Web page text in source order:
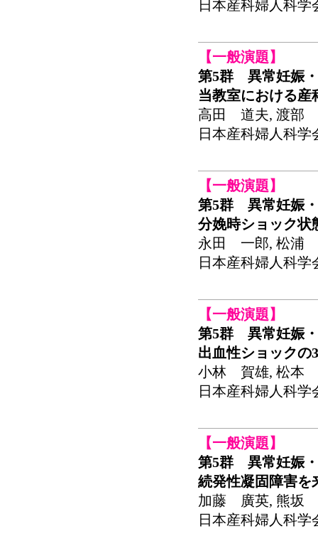
日本産科婦人科学
【一般演題】
第5群 異常妊娠
当教室における産
高田 道夫, 渡部
日本産科婦人科学
【一般演題】
第5群 異常妊娠
分娩時ショック状
永田 一郎, 松浦
日本産科婦人科学
【一般演題】
第5群 異常妊娠
出血性ショックの
小林 賀雄, 松本
日本産科婦人科学
【一般演題】
第5群 異常妊娠
続発性凝固障害を
加藤 廣英, 熊坂
日本産科婦人科学